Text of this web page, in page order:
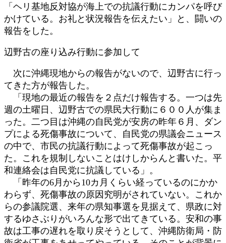
「ヘリ基地反対協が海上での抗議行動にカンパを呼び
かけている。お礼と状況報告を伝えたい」と、闘いの
報告をした。
辺野古の座り込み行動に参加して
次に沖縄現地からの報告がないので、辺野古に行っ
てきた方が報告した。
「現地の最近の報告を２点だけ報告する。一つは先
週の土曜日、辺野古での県民大行動に６００人が集ま
った。二つ目は沖縄の自民党が安房の昨年６月、ダン
プによる死傷事故について、自民党の県議会ニュース
の中で、市民の抗議行動によって死傷事故が起こっ
た。これを規制しないことはけしからんと書いた。平
和連絡会は自民党に抗議している」。
「昨年の6月から10カ月くらい経っているのにかか
わらず、死傷事故の原因究明がされていない。これか
らの参議院選、来年の県知事選を見据えて、県政に対
するゆさぶりがいろんな形で出てきている。安和の事
故は工事の遅れを取り戻そうとして、沖縄防衛局・防